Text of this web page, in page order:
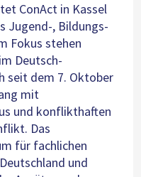
ConAct in Kassel
Jugend-, Bildungs-
Fokus stehen
Deutsch-
seit dem 7. Oktober
mit
und konflikthaften
Das
für fachlichen
und